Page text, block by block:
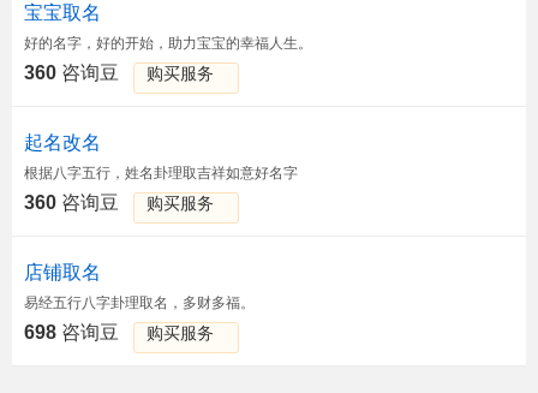
宝宝取名
好的名字，好的开始，助力宝宝的幸福人生。
360 咨询豆 购买服务
起名改名
根据八字五行，姓名卦理取吉祥如意好名字
360 咨询豆 购买服务
店铺取名
易经五行八字卦理取名，多财多福。
698 咨询豆 购买服务